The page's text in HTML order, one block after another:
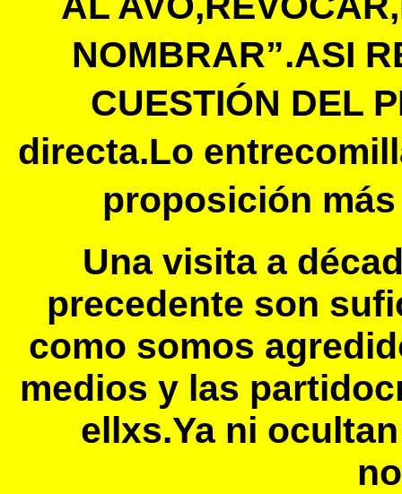
NOMBRAR”.ASI
CUESTIÓN DEL
directa.Lo
proposición
Una visita a
precedente son
como somos
medios y las
ellxs.Ya ni